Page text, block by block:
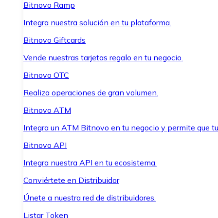
Bitnovo Ramp
Integra nuestra solución en tu plataforma.
Bitnovo Giftcards
Vende nuestras tarjetas regalo en tu negocio.
Bitnovo OTC
Realiza operaciones de gran volumen.
Bitnovo ATM
Integra un ATM Bitnovo en tu negocio y permite que
Bitnovo API
Integra nuestra API en tu ecosistema.
Conviértete en Distribuidor
Únete a nuestra red de distribuidores.
Listar Token